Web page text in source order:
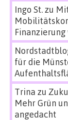
Ingo St.zu
für die
Trina zu
Mehr Grün
angedacht